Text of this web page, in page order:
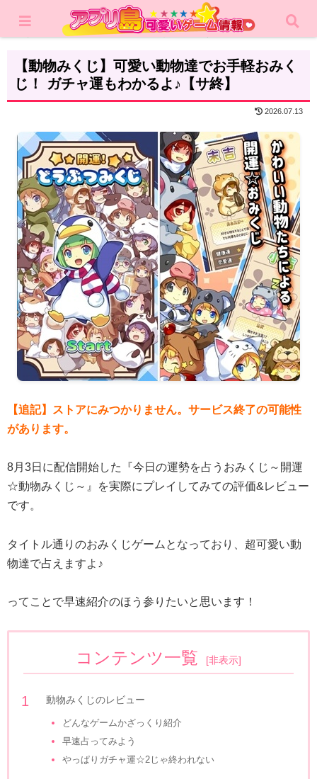
レビュー カジュアルゲーム
【動物みくじ】可愛い動物達でお手軽おみく
じ！ ガチャ運もわかるよ♪【サ終】
2026.07.13
【追記】ストアにみつかりません。サービス終了の可能性
があります。
8月3日に配信開始した『今日の運勢を占うおみくじ～開運
☆動物みくじ～』を実際にプレイしてみての評価&レビュー
です。
タイトル通りのおみくじゲームとなっており、超可愛い動
物達で占えますよ♪
ってことで早速紹介のほう参りたいと思います！
コンテンツ一覧 [非表示]
動物みくじのレビュー
どんなゲームかざっくり紹介
早速占ってみよう
やっぱりガチャ運☆2じゃ終われない